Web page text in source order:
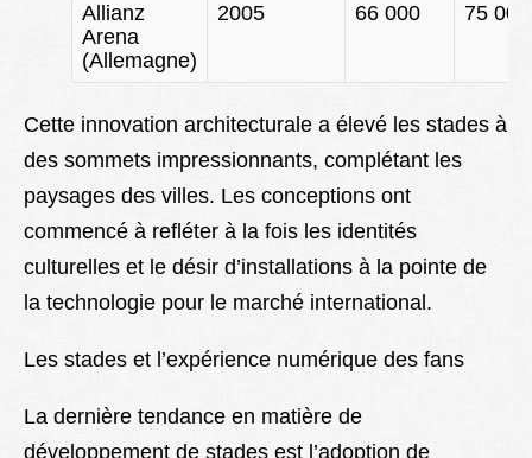
Allianz
Arena
(Allemagne)
2005 66 000 75 000
Cette innovation architecturale a élevé les stades à
des sommets impressionnants, complétant les
paysages des villes. Les conceptions ont
commencé à refléter à la fois les identités
culturelles et le désir d’installations à la pointe de
la technologie pour le marché international.
Les stades et l’expérience numérique des fans
La dernière tendance en matière de
développement de stades est l’adoption de